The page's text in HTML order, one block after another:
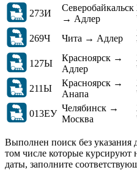
273И
Северобайкальск
→ Адлер
269Ч
Чита → Адлер
127Ы
Красноярск →
Адлер
211Ы
Красноярск →
Анапа
013ЕУ
Челябинск →
Москва
Выполнен поиск без указания
том числе которые
даты, заполните